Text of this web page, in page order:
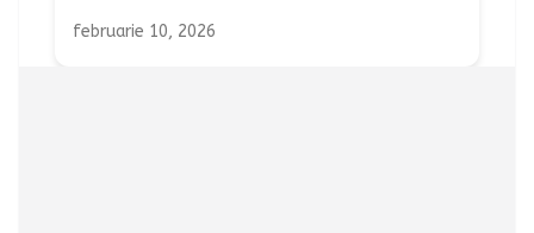
februarie 10, 2026